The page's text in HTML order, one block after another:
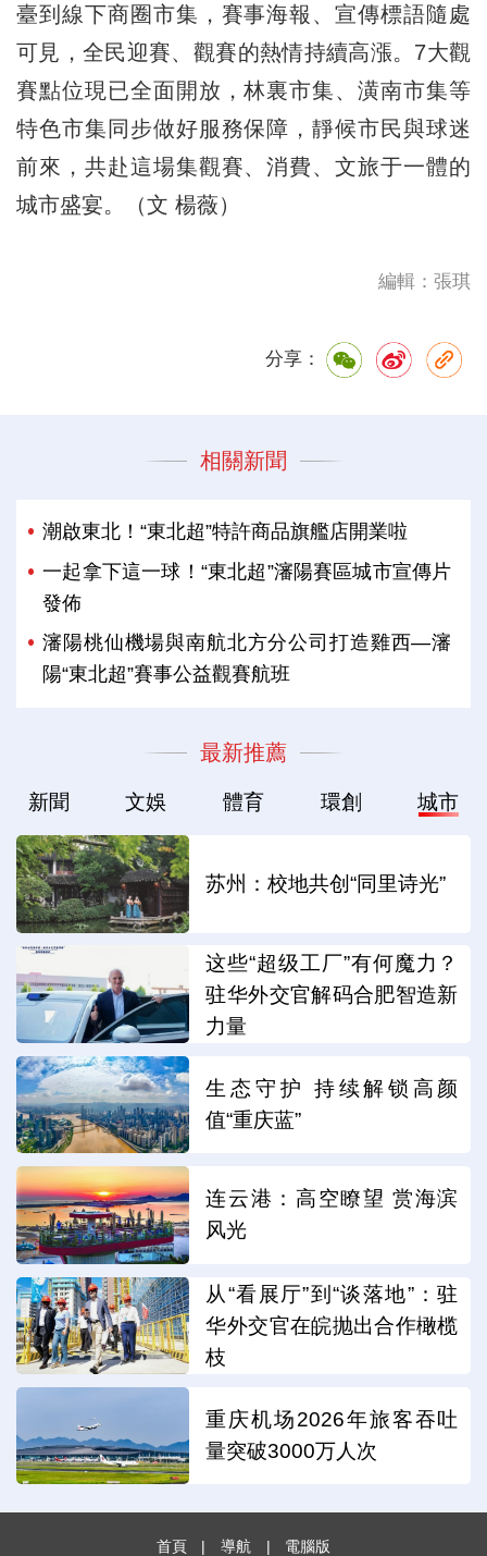
臺到線下商圈市集，賽事海報、宣傳標語隨處
可見，全民迎賽、觀賽的熱情持續高漲。7大觀
賽點位現已全面開放，林裏市集、潢南市集等
特色市集同步做好服務保障，靜候市民與球迷
前來，共赴這場集觀賽、消費、文旅于一體的
城市盛宴。（文 楊薇）
編輯：張琪
分享：
相關新聞
潮啟東北！“東北超”特許商品旗艦店開業啦
一起拿下這一球！“東北超”瀋陽賽區城市宣傳片
發佈
瀋陽桃仙機場與南航北方分公司打造雞西—瀋
陽“東北超”賽事公益觀賽航班
最新推薦
新聞 文娛 體育 環創 城市
苏州：校地共创“同里诗光”
这些“超级工厂”有何魔力？
驻华外交官解码合肥智造新
力量
生态守护 持续解锁高颜
值“重庆蓝”
连云港：高空瞭望 赏海滨
风光
从“看展厅”到“谈落地”：驻
华外交官在皖抛出合作橄榄
枝
重庆机场2026年旅客吞吐
量突破3000万人次
首頁 | 導航 | 電腦版